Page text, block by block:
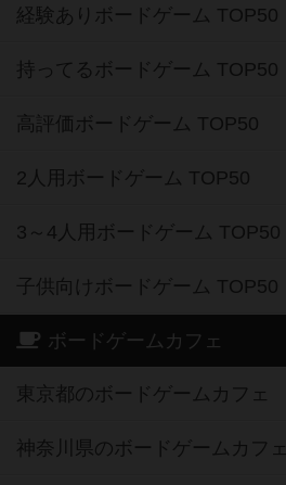
経験ありボードゲーム TOP50
持ってるボードゲーム TOP50
高評価ボードゲーム TOP50
2人用ボードゲーム TOP50
3～4人用ボードゲーム TOP50
子供向けボードゲーム TOP50
ボードゲームカフェ
東京都のボードゲームカフェ
神奈川県のボードゲームカフェ